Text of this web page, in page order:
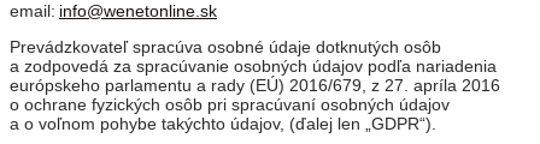
email: info@wenetonline.sk
Prevádzkovateľ spracúva osobné údaje dotknutých osôb
a zodpovedá za spracúvanie osobných údajov podľa nariadenia
európskeho parlamentu a rady (EÚ) 2016/679, z 27. apríla 2016
o ochrane fyzických osôb pri spracúvaní osobných údajov
a o voľnom pohybe takýchto údajov, (ďalej len „GDPR“).